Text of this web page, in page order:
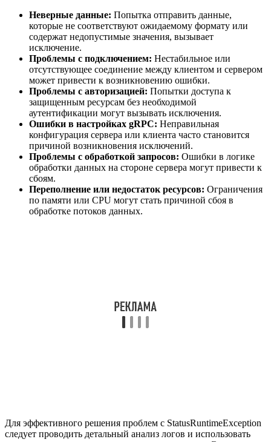
Неверные данные: Попытка отправить данные,
которые не соответствуют ожидаемому формату или
содержат недопустимые значения, вызывает
исключение.
Проблемы с подключением: Нестабильное или
отсутствующее соединение между клиентом и сервером
может привести к возникновению ошибки.
Проблемы с авторизацией: Попытки доступа к
защищенным ресурсам без необходимой
аутентификации могут вызывать исключения.
Ошибки в настройках gRPC: Неправильная
конфигурация сервера или клиента часто становится
причиной возникновения исключений.
Проблемы с обработкой запросов: Ошибки в логике
обработки данных на стороне сервера могут привести к
сбоям.
Переполнение или недостаток ресурсов: Ограничения
по памяти или CPU могут стать причиной сбоя в
обработке потоков данных.
Для эффективного решения проблем с StatusRuntimeException
следует проводить детальный анализ логов и использовать